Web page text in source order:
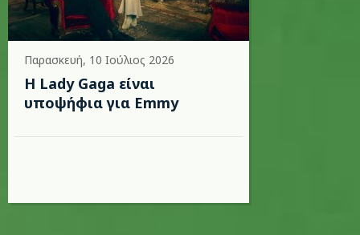
Παρασκευή, 10 Ιούλιος 2026
Η Lady Gaga είναι
υποψήφια για Emmy